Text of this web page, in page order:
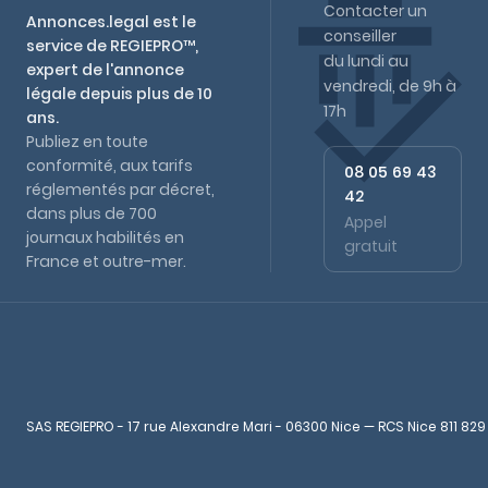
Annonces.legal est le
service de REGIEPRO™,
expert de l'annonce
légale depuis plus de 10
ans.
Publiez en toute
conformité, aux tarifs
réglementés par décret,
dans plus de 700
journaux habilités en
France et outre-mer.
Contacter un
conseiller
du lundi au
vendredi, de 9h à
17h
08 05 69 43
42
Appel
gratuit
SAS REGIEPRO - 17 rue Alexandre Mari - 06300 Nice — RCS Nice 811